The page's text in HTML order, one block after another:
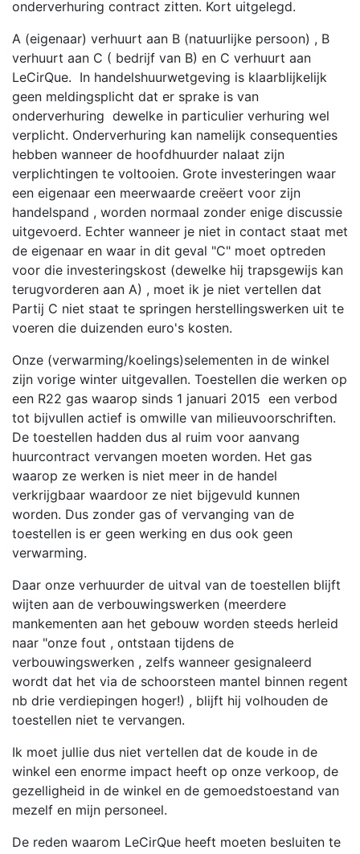
onderverhuring contract zitten. Kort uitgelegd.
A (eigenaar) verhuurt aan B (natuurlijke persoon) , B
verhuurt aan C ( bedrijf van B) en C verhuurt aan
LeCirQue. In handelshuurwetgeving is klaarblijkelijk
geen meldingsplicht dat er sprake is van
onderverhuring dewelke in particulier verhuring wel
verplicht. Onderverhuring kan namelijk consequenties
hebben wanneer de hoofdhuurder nalaat zijn
verplichtingen te voltooien. Grote investeringen waar
een eigenaar een meerwaarde creëert voor zijn
handelspand , worden normaal zonder enige discussie
uitgevoerd. Echter wanneer je niet in contact staat met
de eigenaar en waar in dit geval "C" moet optreden
voor die investeringskost (dewelke hij trapsgewijs kan
terugvorderen aan A) , moet ik je niet vertellen dat
Partij C niet staat te springen herstellingswerken uit te
voeren die duizenden euro's kosten.
Onze (verwarming/koelings)selementen in de winkel
zijn vorige winter uitgevallen. Toestellen die werken op
een R22 gas waarop sinds 1 januari 2015 een verbod
tot bijvullen actief is omwille van milieuvoorschriften.
De toestellen hadden dus al ruim voor aanvang
huurcontract vervangen moeten worden. Het gas
waarop ze werken is niet meer in de handel
verkrijgbaar waardoor ze niet bijgevuld kunnen
worden. Dus zonder gas of vervanging van de
toestellen is er geen werking en dus ook geen
verwarming.
Daar onze verhuurder de uitval van de toestellen blijft
wijten aan de verbouwingswerken (meerdere
mankementen aan het gebouw worden steeds herleid
naar "onze fout , ontstaan tijdens de
verbouwingswerken , zelfs wanneer gesignaleerd
wordt dat het via de schoorsteen mantel binnen regent
nb drie verdiepingen hoger!) , blijft hij volhouden de
toestellen niet te vervangen.
Ik moet jullie dus niet vertellen dat de koude in de
winkel een enorme impact heeft op onze verkoop, de
gezelligheid in de winkel en de gemoedstoestand van
mezelf en mijn personeel.
De reden waarom LeCirQue heeft moeten besluiten te